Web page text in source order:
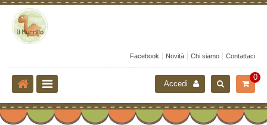
Facebook Novità Chi siamo Contattaci
0
Accedi